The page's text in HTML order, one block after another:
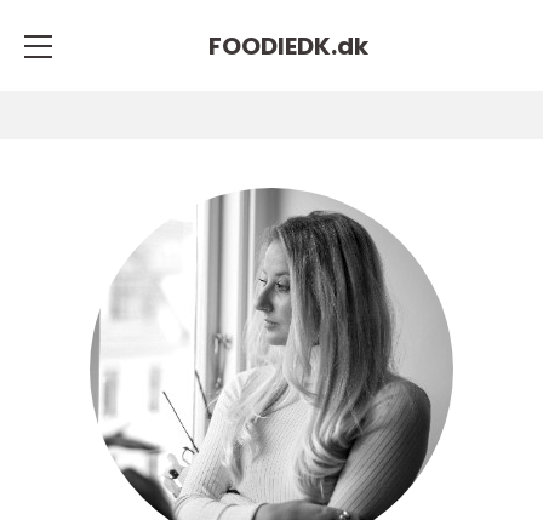
FOODIEDK.dk